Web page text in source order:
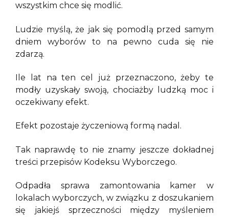
wszystkim chce się modlić.
Ludzie myślą, że jak się pomodlą przed samym
dniem wyborów to na pewno cuda się nie
zdarzą.
Ile lat na ten cel już przeznaczono, żeby te
modły uzyskały swoją, chociażby ludzką moc i
oczekiwany efekt.
Efekt pozostaje życzeniową formą nadal.
Tak naprawdę to nie znamy jeszcze dokładnej
treści przepisów Kodeksu Wyborczego.
Odpadła sprawa zamontowania kamer w
lokalach wyborczych, w związku z doszukaniem
się jakiejś sprzeczności między myśleniem